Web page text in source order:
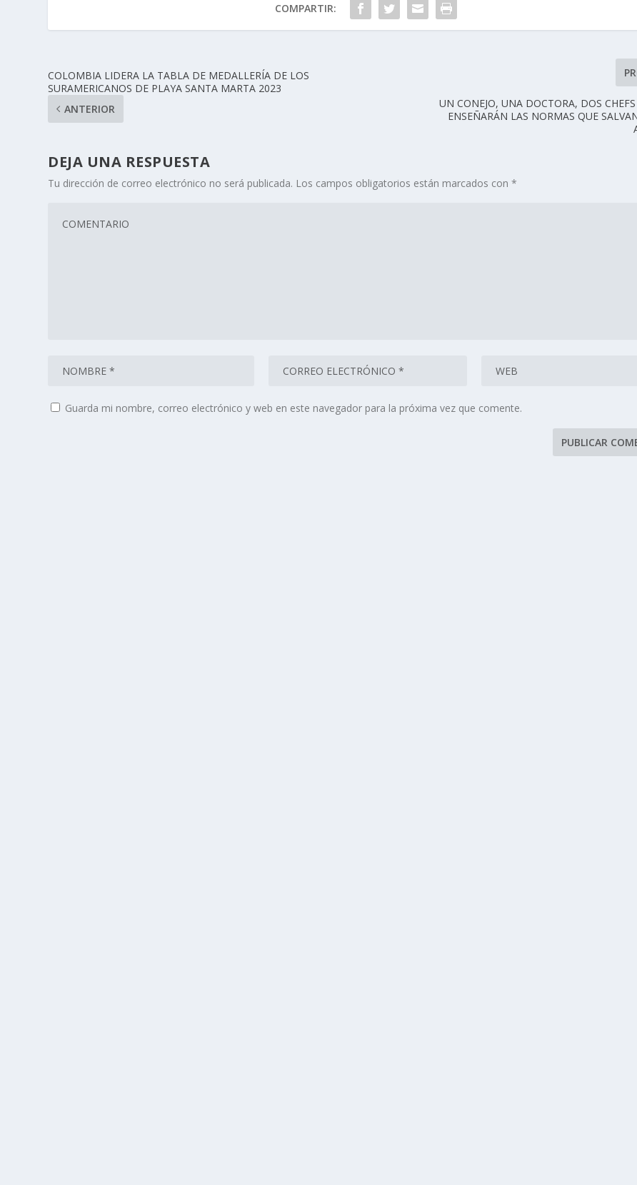
COMPARTIR:
COLOMBIA LIDERA LA TABLA DE MEDALLERÍA DE LOS
SURAMERICANOS DE PLAYA SANTA MARTA 2023
ANTERIOR
UN CONEJO, UNA DOCTORA, DOS
ENSEÑARÁN LAS NORMAS QUE
DEJA UNA RESPUESTA
Tu dirección de correo electrónico no será publicada. Los campos obligatorios están marcados con*
Guarda mi nombre, correo electrónico y web en este navegador para la próxima vez que comente.